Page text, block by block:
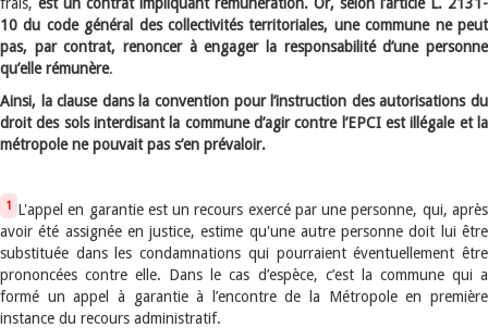
10 du code général des collectivités territoriales, une commune ne peut
pas, par contrat, renoncer à engager la responsabilité d’une personne
qu’elle rémunère.
Ainsi, la clause dans la convention pour l’instruction des autorisations du
droit des sols interdisant la commune d’agir contre l’EPCI est illégale et la
métropole ne pouvait pas s’en prévaloir.
1 L'appel en garantie est un recours exercé par une personne, qui, après
avoir été assignée en justice, estime qu'une autre personne doit lui être
substituée dans les condamnations qui pourraient éventuellement être
prononcées contre elle. Dans le cas d’espèce, c’est la commune qui a
formé un appel à garantie à l’encontre de la Métropole en première
instance du recours administratif.